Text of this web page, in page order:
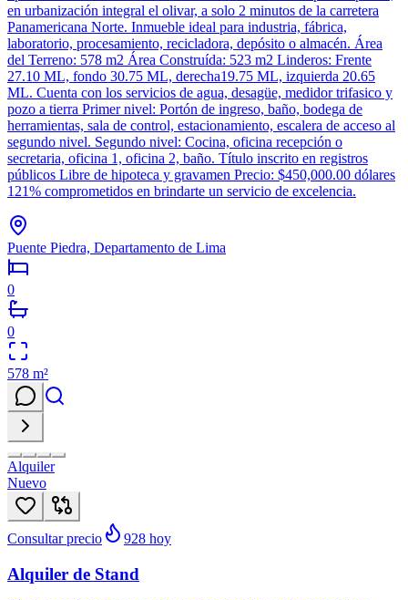
en urbanización integral el olivar, a solo 2 minutos de la carretera
Panamericana Norte. Inmueble ideal para industria, fábrica,
laboratorio, procesamiento, recicladora, depósito o almacén. Área
del Terreno: 578 m2 Área Construída: 523 m2 Linderos: Frente
27.10 ML, fondo 30.75 ML, derecha19.75 ML, izquierda 20.65
ML. Cuenta con los servicios de agua, desagüe, medidor trifasico y
pozo a tierra Primer nivel: Portón de ingreso, baño, bodega de
herramientas, sala de control, estacionamiento, escalera de acceso al
segundo nivel. Segundo nivel: Cocina, oficina recepción o
secretaria, oficina 1, oficina 2, baño. Título inscrito en registros
públicos Libre de hipoteca y gravamen Precio: $450,000.00 dólares
121% comprometidos en brindarte un servicio de excelencia.
Puente Piedra, Departamento de Lima
0
0
578 m²
Alquiler
Nuevo
Consultar precio 928 hoy
Alquiler de Stand